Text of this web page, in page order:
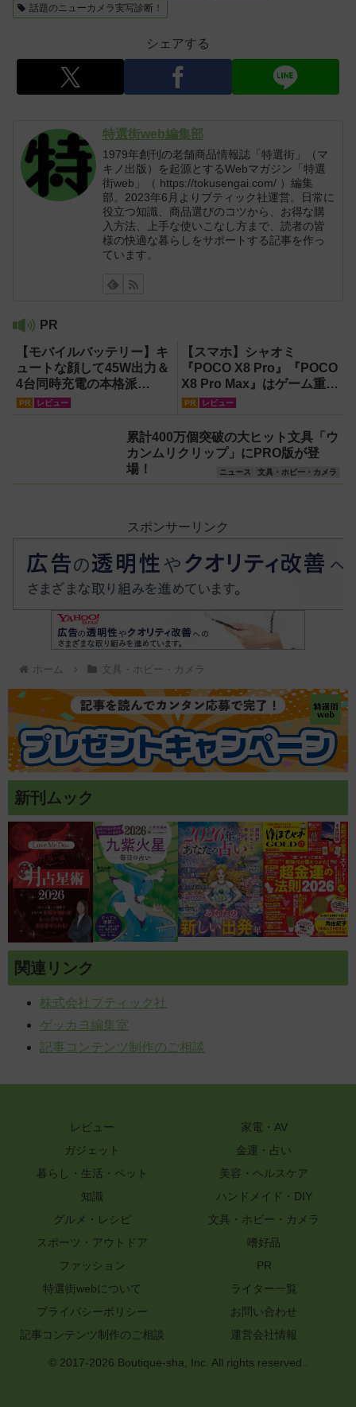
話題のニューカメラ実写診断！
シェアする
特選街web編集部
1979年創刊の老舗商品情報誌「特選街」（マ
キノ出版）を起源とするWebマガジン「特選
街web」（ https://tokusengai.com/ ）編集
部。2023年6月よりブティック社運営。日常に
役立つ知識、商品選びのコツから、お得な購
入方法、上手な使いこなし方まで、読者の皆
様の快適な暮らしをサポートする記事を作っ
ています。
PR
【モバイルバッテリー】キ
ュートな顔して45W出力＆
4台同時充電の本格派
『RORRY CharmGo オー
バイルファンもノートPC
PR レビュー
【スマホ】シャオミ
『POCO X8 Pro』『POCO
X8 Pro Max』はゲーム重視
ならコスパ最強クラス！
PR レビュー
累計400万個突破の大ヒット文具「ウ
カンムリクリップ」にPRO版が登
場！
ニュース 文具・ホビー・カメラ
スポンサーリンク
ホーム 文具・ホビー・カメラ
新刊ムック
関連リンク
株式会社ブティック社
ゲッカヨ編集室
記事コンテンツ制作のご相談
レビュー
家電・AV
ガジェット
金運・占い
暮らし・生活・ペット
美容・ヘルスケア
知識
ハンドメイド・DIY
グルメ・レシピ
文具・ホビー・カメラ
スポーツ・アウトドア
嗜好品
ファッション
PR
特選街webについて
ライター一覧
プライバシーポリシー
お問い合わせ
記事コンテンツ制作のご相談
運営会社情報
© 2017-2026 Boutique-sha, Inc. All rights reserved..